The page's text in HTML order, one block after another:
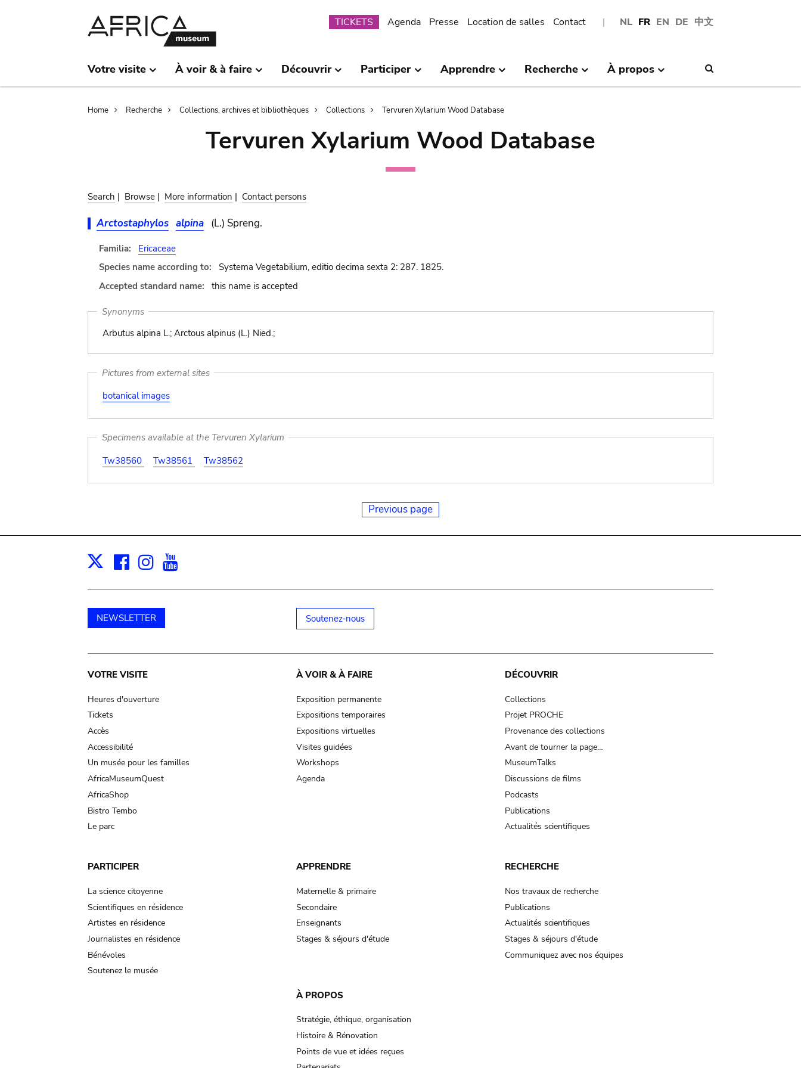
NL FR EN DE 中文
Submenu
TICKETS Agenda Presse Location de salles Contact
Votre visite À voir & à faire Découvrir Participer Apprendre Recherche À propos
Breadcrumb
Home Recherche Collections, archives et bibliothèques Collections Tervuren Xylarium Wood Database
Tervuren Xylarium Wood Database
Search | Browse | More information | Contact persons
Arctostaphylos alpina (L.) Spreng.
Familia:
Ericaceae
Species name according to:
Systema Vegetabilium, editio decima sexta 2: 287. 1825.
Accepted standard name:
this name is accepted
Synonyms
Arbutus alpina L.; Arctous alpinus (L.) Nied.;
Pictures from external sites
botanical images
Specimens available at the Tervuren Xylarium
Tw38560
Tw38561 Tw38562
Previous page
X Facebook
Instagram
NEWSLETTER Soutenez-nous
Main
navigation
VOTRE VISITE
Heures d'ouverture
Tickets
Accès
Accessibilité
Un musée pour les familles
AfricaMuseumQuest
AfricaShop
Bistro Tembo
Le parc
À VOIR & À FAIRE
Exposition permanente
Expositions temporaires
Expositions virtuelles
Visites guidées
Workshops
Agenda
DÉCOUVRIR
Collections
Projet PROCHE
Provenance des collections
Avant de tourner la page…
MuseumTalks
Discussions de films
Podcasts
Publications
Actualités scientifiques
PARTICIPER
La science citoyenne
Scientifiques en résidence
Artistes en résidence
Journalistes en résidence
Bénévoles
Soutenez le musée
APPRENDRE
Maternelle & primaire
Secondaire
Enseignants
Stages & séjours d'étude
RECHERCHE
Nos travaux de recherche
Publications
Actualités scientifiques
Stages & séjours d'étude
Communiquez avec nos équipes
À PROPOS
Stratégie, éthique, organisation
Histoire & Rénovation
Points de vue et idées reçues